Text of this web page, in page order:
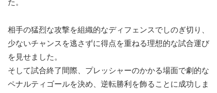
た。
相手の猛烈な攻撃を組織的なディフェンスでしのぎ切り、
少ないチャンスを逃さずに得点を重ねる理想的な試合運び
を見せました。
そして試合終了間際、プレッシャーのかかる場面で劇的な
ペナルティゴールを決め、逆転勝利を飾ることに成功しま